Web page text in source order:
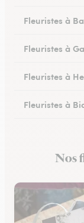
Fleuristes à
Fleuristes à
Fleuristes à
Fleuristes à
Fleuristes à
Nos